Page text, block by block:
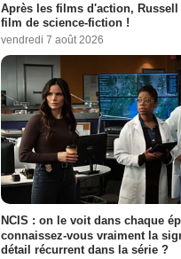
Après les films d'action, Russell
film de science-fiction !
vendredi 7 août 2026
NCIS : on le voit dans chaque
connaissez-vous vraiment la
détail récurrent dans la série ?